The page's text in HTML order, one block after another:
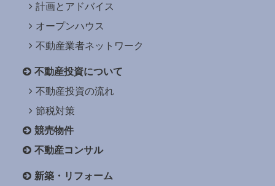
計画とアドバイス
オープンハウス
不動産業者ネットワーク
不動産投資について
不動産投資の流れ
節税対策
競売物件
不動産コンサル
新築・リフォーム